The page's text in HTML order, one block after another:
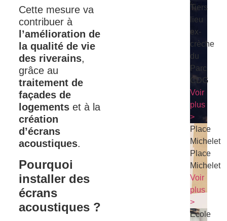
Tiers
lieu
ex-
crèche
du
Parc
CDG
Voir
plus
>
Place
Michelet
Place
Michelet
Voir
plus
>
Ecole
Cette mesure va
contribuer à
l’amélioration de
la qualité de vie
des riverains,
grâce au
traitement de
façades de
logements et à la
création
d’écrans
acoustiques.
Pourquoi
installer des
écrans
acoustiques ?